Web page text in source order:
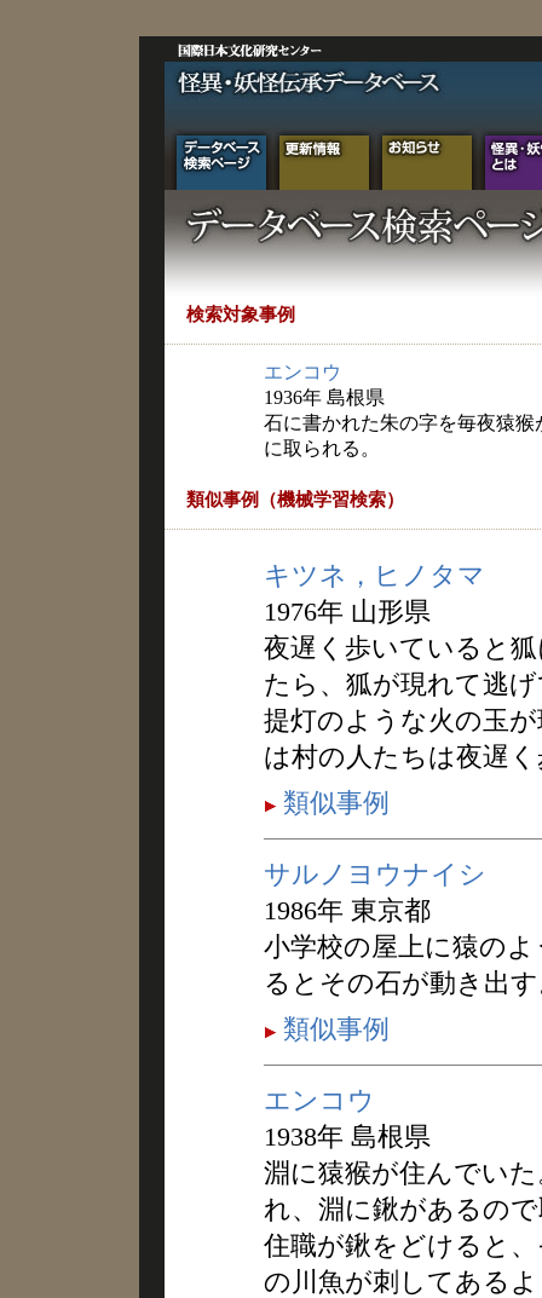
検索対象事例
エンコウ
1936年 島根県
石に書かれた朱の字を毎夜猿
に取られる。
類似事例（機械学習検索）
キツネ，ヒノタマ
1976年 山形県
夜遅く歩いていると
たら、狐が現れて逃
提灯のような火の玉
は村の人たちは夜遅
類似事例
サルノヨウナイシ
1986年 東京都
小学校の屋上に猿の
るとその石が動き出
類似事例
エンコウ
1938年 島根県
淵に猿猴が住んでい
れ、淵に鍬があるの
住職が鍬をどけると
の川魚が刺してある